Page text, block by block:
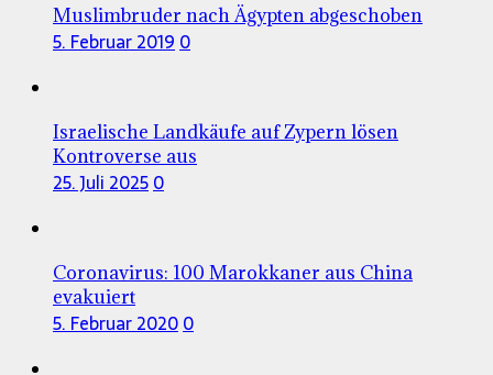
Muslimbruder nach Ägypten abgeschoben
5. Februar 2019 0
Israelische Landkäufe auf Zypern lösen
Kontroverse aus
25. Juli 20250
Coronavirus: 100 Marokkaner aus China
evakuiert
5. Februar 20200